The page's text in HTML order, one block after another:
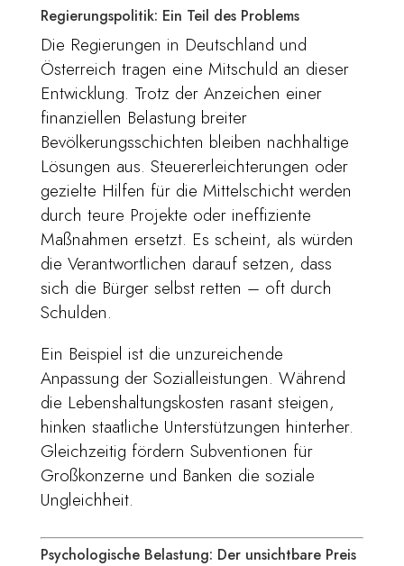
Regierungspolitik: Ein Teil des Problems
Die Regierungen in Deutschland und
Österreich tragen eine Mitschuld an dieser
Entwicklung. Trotz der Anzeichen einer
finanziellen Belastung breiter
Bevölkerungsschichten bleiben nachhaltige
Lösungen aus. Steuererleichterungen oder
gezielte Hilfen für die Mittelschicht werden
durch teure Projekte oder ineffiziente
Maßnahmen ersetzt. Es scheint, als würden
die Verantwortlichen darauf setzen, dass
sich die Bürger selbst retten – oft durch
Schulden.
Ein Beispiel ist die unzureichende
Anpassung der Sozialleistungen. Während
die Lebenshaltungskosten rasant steigen,
hinken staatliche Unterstützungen hinterher.
Gleichzeitig fördern Subventionen für
Großkonzerne und Banken die soziale
Ungleichheit.
Psychologische Belastung: Der unsichtbare Preis